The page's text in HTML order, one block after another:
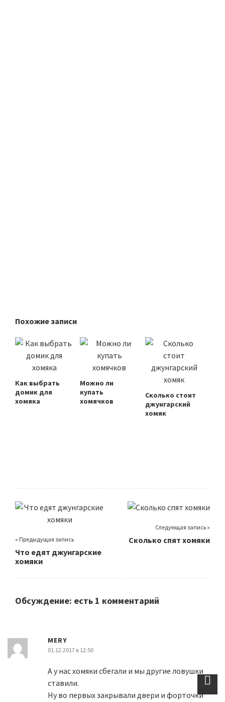
Похожие записи
Как выбрать
домик для
хомяка
Можно ли
купать
хомячков
Сколько стоит
джунгарский
хомяк
« Предыдущая запись
Что едят джунгарские
хомяки
Следующая запись »
Сколько спят хомяки
Обсуждение: есть 1 комментарий
MERY
01.12.2017 в 12:50
А у нас хомяки сбегали и мы другие ловушки
ставили.
Ну во первых закрывали двери и форточки